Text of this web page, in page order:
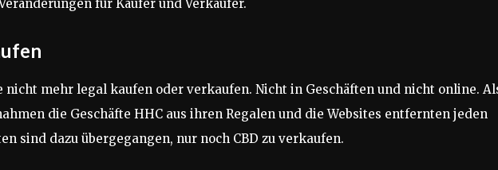
für Käufer und Verkäufer.
nicht mehr legal kaufen oder verkaufen. Nicht in Geschäften und nicht online.
die Geschäfte HHC aus ihren Regalen und die Websites entfernten jeden
sind dazu übergegangen, nur noch CBD zu verkaufen.